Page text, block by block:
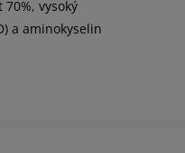
vysoký
a aminokyselin